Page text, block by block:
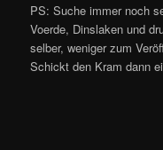
PS: Suche immer noch
Voerde, Dinslaken und
selber, weniger zum
Schickt den Kram dann